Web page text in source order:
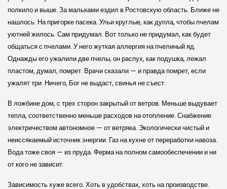
полкило и выше. За мальками ездил в Ростовскую область. Ближе не
нашлось. На пригорке пасека. Ульи круглые, как дупла, чтобы пчелам
уютней жилось. Сам придумал. Вот только не придумал, как будет
общаться с пчелами. У него жуткая аллергия на пчелиный яд.
Однажды его ужалили две пчелы, он распух, как подушка, лежал
пластом, думал, помрет. Врачи сказали — и правда помрет, если
ужалят три. Ничего, Бог не выдаст, свинья не съест.
В ложбине дом, с трех сторон закрытый от ветров. Меньше выдувает
тепла, соответственно меньше расходов на отопление. Снабжение
электричеством автономное — от ветряка. Экологически чистый и
неиссякаемый источник энергии. Газ на кухне от переработки навоза.
Вода тоже своя — из пруда. Ферма на полном самообеспечении и ни
от кого не зависит.
Зависимость хуже всего. Хоть в удобствах, хоть на производстве.